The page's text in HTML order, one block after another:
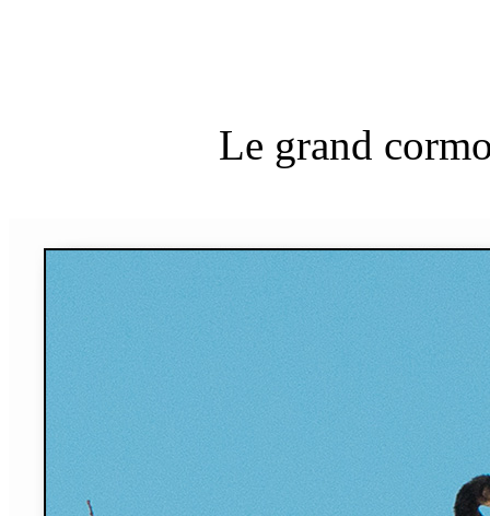
Le grand